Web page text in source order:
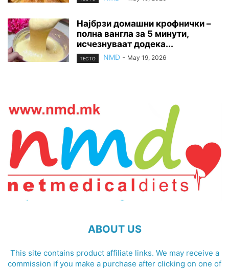
Најбрзи домашни крофнички –
полна вангла за 5 минути,
исчезнуваат додека...
ТЕСТО NMD - May 19, 2026
ABOUT US
This site contains product affiliate links. We may receive a
commission if you make a purchase after clicking on one of